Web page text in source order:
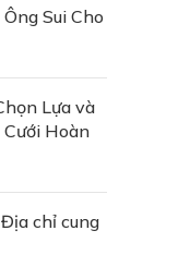
Sui Cho
Lựa và
Hoàn
chỉ cung